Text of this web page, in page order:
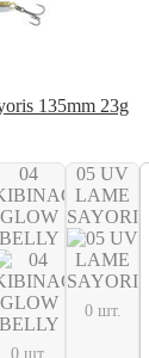
135mm 23g
04
GLOW
BELLY
0 шт.
05 UV
LAME
SAYORI
0 шт.